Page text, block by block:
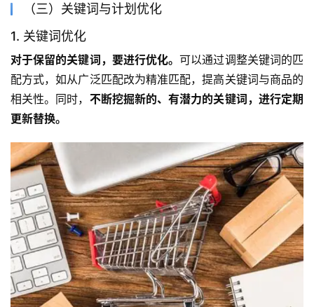
（三）关键词与计划优化
1. 关键词优化
对于保留的关键词，要进行优化。可以通过调整关键词的匹
配方式，如从广泛匹配改为精准匹配，提高关键词与商品的
相关性。同时， 不断挖掘新的、有潜力的关键词，进行定期
更新替换。